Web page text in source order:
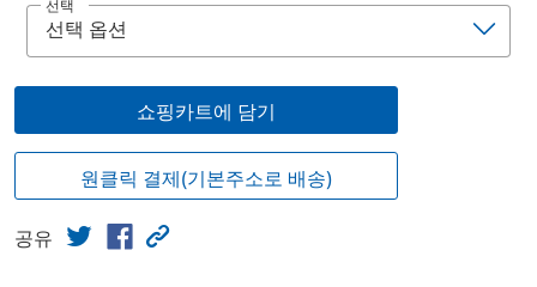
선택
쇼핑카트에 담기
원클릭 결제(기본주소로 배송)
공유